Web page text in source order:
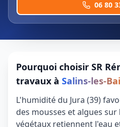
06 80
Pourquoi choisir SR
travaux à Salins-les-
L'humidité du Jura (39)
des mousses et algues sur
végétaux retiennent l'eau